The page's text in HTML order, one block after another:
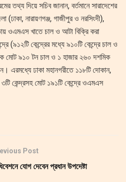
তথ্য দিয়ে সচিব জানান, বর্তমানে সারাদেশের
(ঢাকা, নারায়ণগঞ্জ, গাজীপুর ও নরসিংদী),
ওএমএস খাতে চাল ও আটা বিক্রি করা
(৯১২টি কেন্দ্রের মধ্যে ৯১০টি কেন্দ্রে চাল ও
মোট ৯১০ টন চাল ও ১ হাজার ২৬০ দশমিক
এরমধ্যে ঢাকা মহানগরীতে ১১৮টি দোকান,
কেন্দ্রসহ মোট ১৯১টি কেন্দ্রে ওএমএস
Post
যোগ দেবেন প্রধান উপদেষ্টা